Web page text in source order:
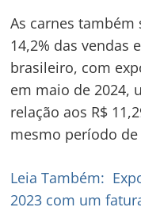
As carnes
14,2% das vendas
brasileiro, com
em maio de 2024,
relação aos R$
mesmo período de
Leia Também:
2023 com um